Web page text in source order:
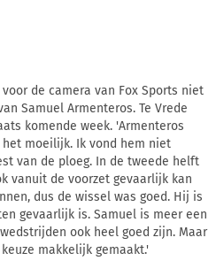
de camera van Fox Sports niet
Samuel Armenteros. Te Vrede
komende week. 'Armenteros
moeilijk. Ik vond hem niet
van de ploeg. In de tweede helft
vanuit de voorzet gevaarlijk kan
dus de wissel was goed. Hij is
gevaarlijk is. Samuel is meer een
ook heel goed zijn. Maar
makkelijk gemaakt.'